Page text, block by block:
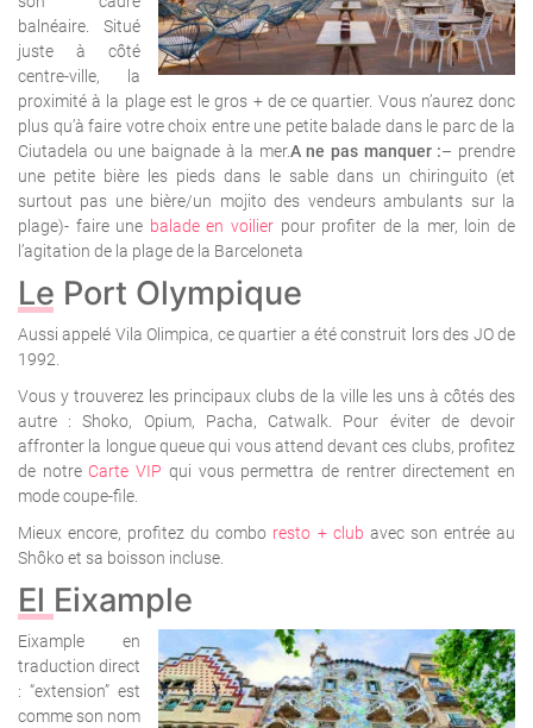
balnéaire. Situé
juste à côté
centre-ville, la
proximité à la plage est le gros + de ce quartier. Vous n’aurez donc
plus qu’à faire votre choix entre une petite balade dans le parc de la
Ciutadela ou une baignade à la mer.A ne pas manquer :– prendre
une petite bière les pieds dans le sable dans un chiringuito (et
surtout pas une bière/un mojito des vendeurs ambulants sur la
plage)- faire une balade en voilierpour profiter de la mer, loin de
l’agitation de la plage de la Barceloneta
Le Port Olympique
Aussi appelé Vila Olimpica, ce quartier a été construit lors des JO de
1992.
Vous y trouverez les principaux clubs de la ville les uns à côtés des
autre : Shoko, Opium, Pacha, Catwalk. Pour éviter de devoir
affronter la longue queue qui vous attend devant ces clubs, profitez
de notre Carte VIP qui vous permettra de rentrer directement en
mode coupe-file.
Mieux encore, profitez du combo resto + club avec son entrée au
Shôko et sa boisson incluse.
El Eixample
Eixample en
traduction direct
: “extension” est
comme son nom